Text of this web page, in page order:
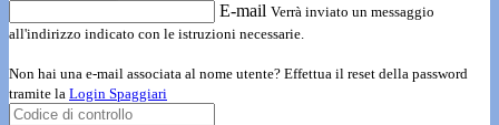
E-mail Verrà inviato un messaggio
all'indirizzo indicato con le istruzioni necessarie.
Non hai una e-mail associata al nome utente? Effettua il reset della password
tramite la Login Spaggiari